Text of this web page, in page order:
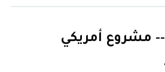
مشروع أمريكي